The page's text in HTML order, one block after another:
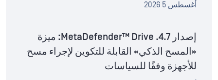
أغسطس 5 2026
إصدار MetaDefender™ Drive .4.7: ميزة
«المسح الذكي» القابلة للتكوين لإجراء مسح
للأجهزة وفقًا للسياسات